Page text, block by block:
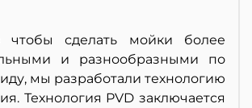
чтобы сделать мойки более
и разнообразными по
мы разработали технологию
Технология PVD заключается